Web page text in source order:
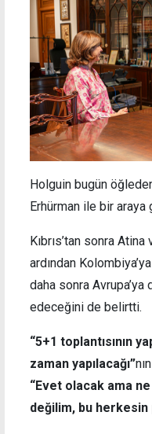
Holguin bugün
Erhürman ile bir araya
Kıbrıs’tan sonra
ardından
daha sonra
edeceğini de belirtti.
“5+1 toplantısının
zaman yapılacağı”
“Evet olacak ama
değilim, bu herkesin